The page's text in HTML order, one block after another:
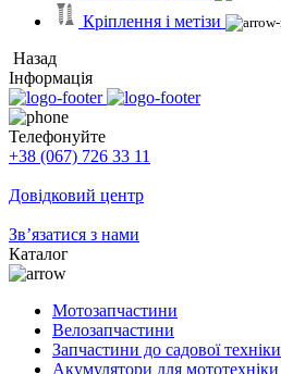
Кріплення і метізи
Назад
Інформація
Телефонуйте
+38 (067) 726 33 11
Довідковий центр
Зв’язатися з нами
Каталог
Мотозапчастини
Велозапчастини
Запчастини до садової техніки
Акумулятори для мототехніки